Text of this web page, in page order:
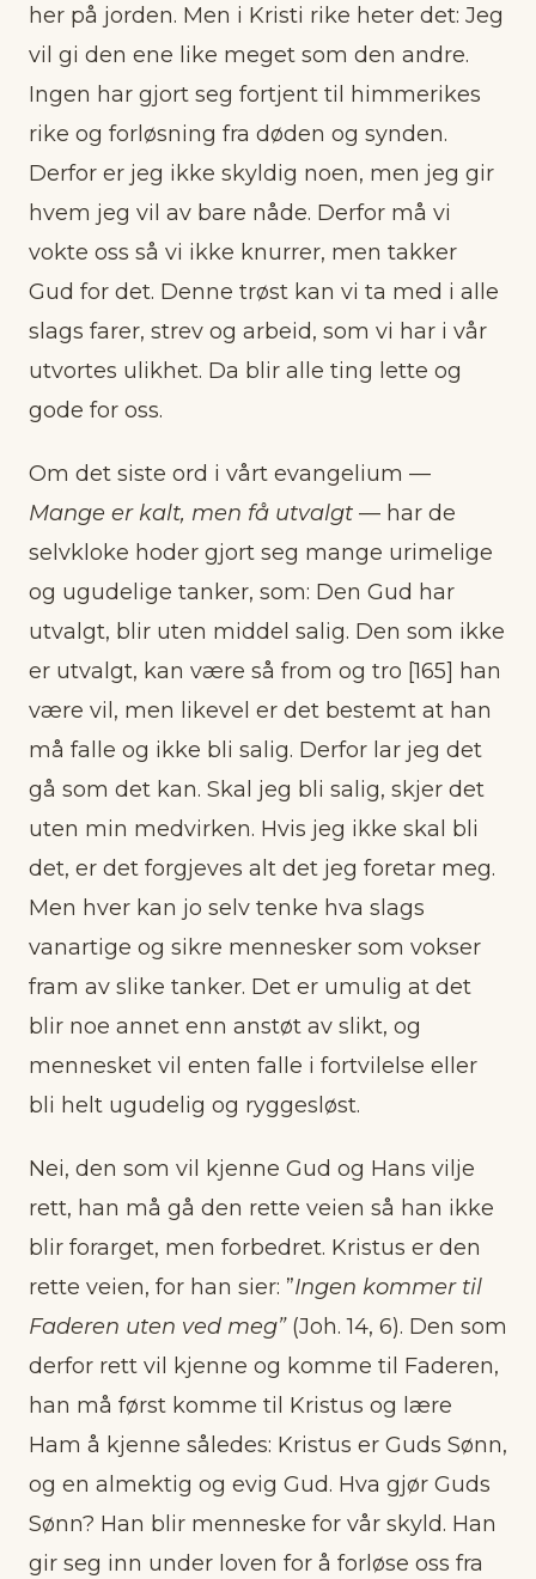
her på jorden. Men i Kristi rike heter det: Jeg
vil gi den ene like meget som den andre.
Ingen har gjort seg fortjent til himmerikes
rike og forløsning fra døden og synden.
Derfor er jeg ikke skyldig noen, men jeg gir
hvem jeg vil av bare nåde. Derfor må vi
vokte oss så vi ikke knurrer, men takker
Gud for det. Denne trøst kan vi ta med i alle
slags farer, strev og arbeid, som vi har i vår
utvortes ulikhet. Da blir alle ting lette og
gode for oss.
Om det siste ord i vårt evangelium —
Mange er kalt, men få utvalgt — har de
selvkloke hoder gjort seg mange urimelige
og ugudelige tanker, som: Den Gud har
utvalgt, blir uten middel salig. Den som ikke
er utvalgt, kan være så from og tro [165] han
være vil, men likevel er det bestemt at han
må falle og ikke bli salig. Derfor lar jeg det
gå som det kan. Skal jeg bli salig, skjer det
uten min medvirken. Hvis jeg ikke skal bli
det, er det forgjeves alt det jeg foretar meg.
Men hver kan jo selv tenke hva slags
vanartige og sikre mennesker som vokser
fram av slike tanker. Det er umulig at det
blir noe annet enn anstøt av slikt, og
mennesket vil enten falle i fortvilelse eller
bli helt ugudelig og ryggesløst.
Nei, den som vil kjenne Gud og Hans vilje
rett, han må gå den rette veien så han ikke
blir forarget, men forbedret. Kristus er den
rette veien, for han sier: ”Ingen kommer til
Faderen uten ved meg”(Joh. 14, 6). Den som
derfor rett vil kjenne og komme til Faderen,
han må først komme til Kristus og lære
Ham å kjenne således: Kristus er Guds Sønn,
og en almektig og evig Gud. Hva gjør Guds
Sønn? Han blir menneske for vår skyld. Han
gir seg inn under loven for å forløse oss fra